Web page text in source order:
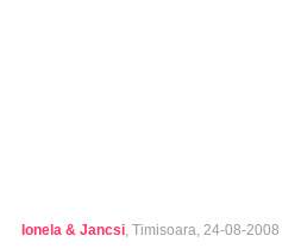
Ionela & Jancsi, Timisoara, 24-08-2008